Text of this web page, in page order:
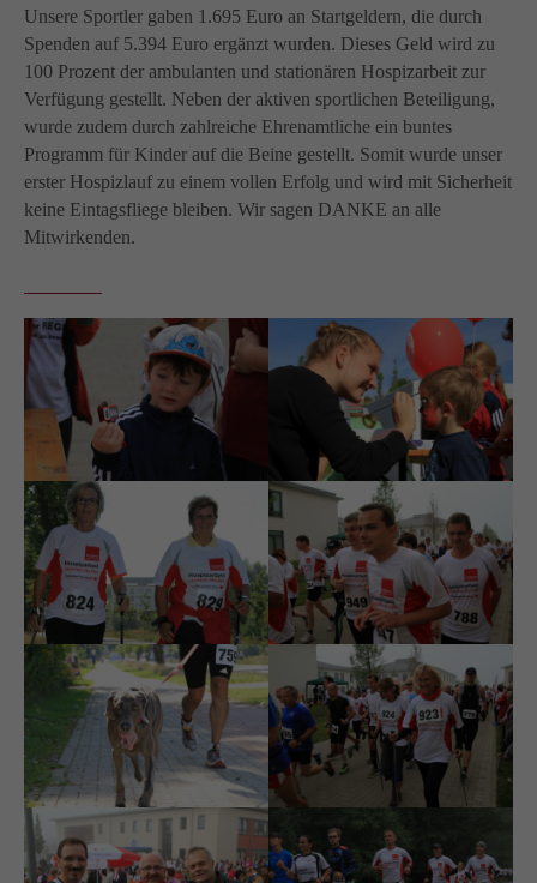
Unsere Sportler gaben 1.695 Euro an Startgeldern, die durch
Spenden auf 5.394 Euro ergänzt wurden. Dieses Geld wird zu
100 Prozent der ambulanten und stationären Hospizarbeit zur
Verfügung gestellt. Neben der aktiven sportlichen Beteiligung,
wurde zudem durch zahlreiche Ehrenamtliche ein buntes
Programm für Kinder auf die Beine gestellt. Somit wurde unser
erster Hospizlauf zu einem vollen Erfolg und wird mit Sicherheit
keine Eintagsfliege bleiben. Wir sagen DANKE an alle
Mitwirkenden.